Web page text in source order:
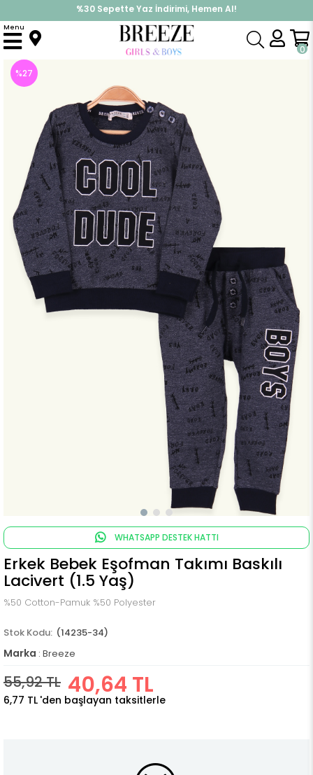
%30 Sepette Yaz İndirimi, Hemen Al!
İndirimlere ek %10 İndirimi Kap, Hemen Üye Ol!
0
Menu
Anasayfa Takımlar Eşofman Takım Erkek Bebek Eşofman Takımı Baskılı Lacivert (1.5 Yaş)
%27
WHATSAPP DESTEK HATTI
Erkek Bebek Eşofman Takımı Baskılı
Lacivert (1.5 Yaş)
%50 Cotton-Pamuk %50 Polyester
(14235-34)
Marka : Breeze
55,92 TL 40,64 TL
6,77 TL 'den başlayan taksitlerle